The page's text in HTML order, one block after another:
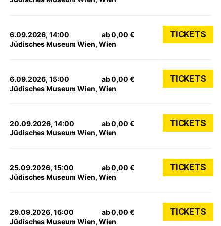
6.09.2026, 14:00
Jüdisches Museum Wien, Wien
ab 0,00 € TICKETS
6.09.2026, 15:00
Jüdisches Museum Wien, Wien
ab 0,00 € TICKETS
20.09.2026, 14:00
Jüdisches Museum Wien, Wien
ab 0,00 € TICKETS
25.09.2026, 15:00
Jüdisches Museum Wien, Wien
ab 0,00 € TICKETS
29.09.2026, 16:00
Jüdisches Museum Wien, Wien
ab 0,00 € TICKETS